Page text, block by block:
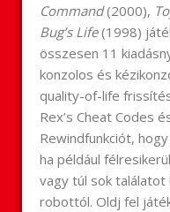
Command(2000),
Bug’s Life(1998)
összesen 11
konzolos és
quality-of-life
Rex’s Cheat Codes
Rewindfunkciót,
ha például
vagy túl sok találatot
robottól. Oldj fel